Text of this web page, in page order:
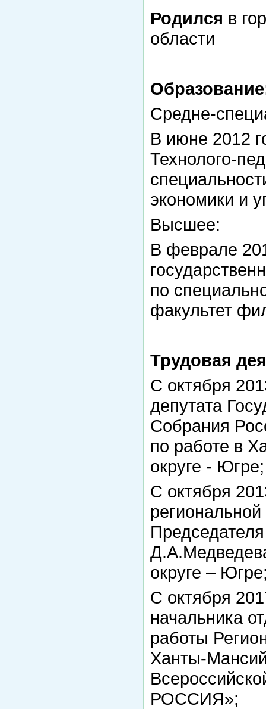
Родился в
области
Средне-
В июне 2012
Технолого-
экономики и
Высшее:
В феврале
по
факультет
Трудовая
С октября
депутата
Собрания
по работе в
округе - Югре;
С октября
округе –
С октября
начальника
работы
Ханты-
РОССИЯ»;